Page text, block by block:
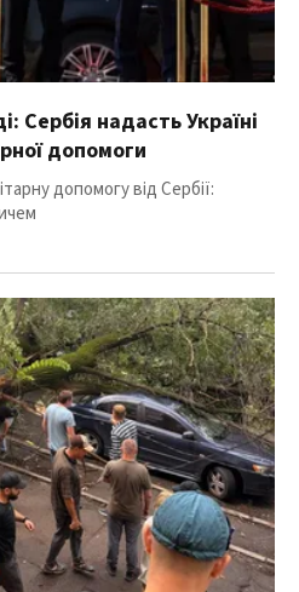
Сербія надасть Україні
допомоги
допомогу від Сербії: